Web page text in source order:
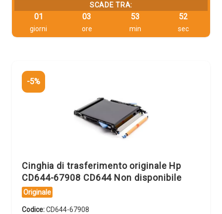
SCADE TRA:
01
giorni
03
ore
53
min
51
sec
-5%
Cinghia di trasferimento originale Hp
CD644-67908 CD644 Non disponibile
Originale
Codice:CD644-67908